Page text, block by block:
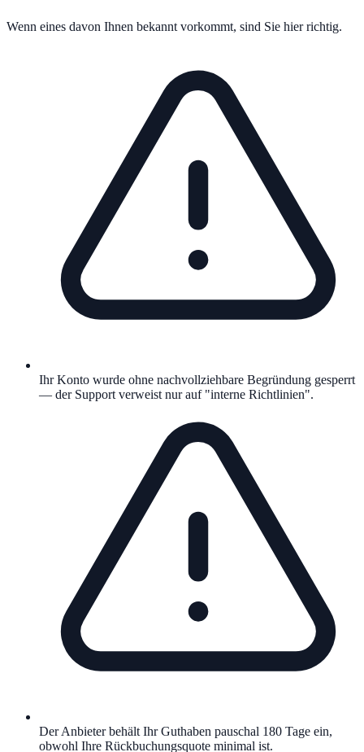
Wenn eines davon Ihnen bekannt vorkommt, sind Sie hier richtig.
Ihr Konto wurde ohne nachvollziehbare Begründung gesperrt
— der Support verweist nur auf "interne Richtlinien".
Der Anbieter behält Ihr Guthaben pauschal 180 Tage ein,
obwohl Ihre Rückbuchungsquote minimal ist.